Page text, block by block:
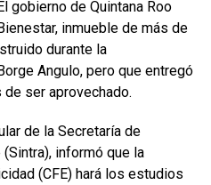
gobierno de Quintana Roo
inmueble de más de
durante la
Angulo, pero que entregó
ser aprovechado.
de la Secretaría de
informó que la
(CFE) hará los estudios